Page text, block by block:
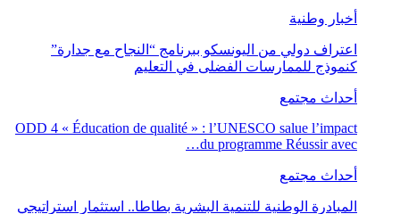
أخبار وطنية
اعتراف دولي من اليونسكو ببرنامج “النجاح مع جدارة”
كنموذج للممارسات الفضلى في التعليم
أحداث مجتمع
ODD 4 « Éducation de qualité » : l’UNESCO salue l’impact
du programme Réussir avec…
أحداث مجتمع
المبادرة الوطنية للتنمية البشرية بطاطا.. استثمار استراتيجي